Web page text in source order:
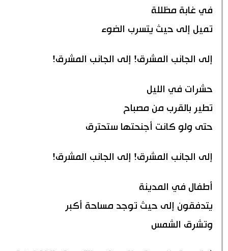
في غابة مظللة
تميل إلى حيث يتسرب الضوء
إلى الجانب المشرق! إلى الجانب المشرق!
حشرات في الليل
تطير بالقرب من مصباح
حتى ولو كانت أجنحتها ستحترق
إلى الجانب المشرق! إلى الجانب المشرق!
أطفال في المدينة
يتدفقون إلى حيث توجد مساحة أكبر
وتشرق الشمس